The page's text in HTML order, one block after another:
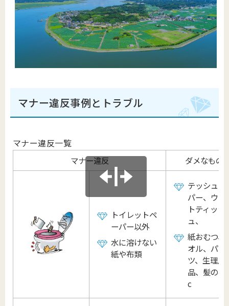
マナー違反事例とトラブル
マナー違反一覧
マナー違反 ダメなもの
トイレットペ
ーパー以外
水に溶けない
紙や布類
テッシュペ
パー、ウェ
トティッシ
ュ、
紙おむつ、
オル、パン
ツ、生理用
品、髪の毛
c